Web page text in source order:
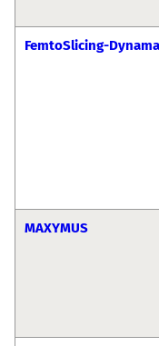
FemtoSlicing-
MAXYMUS